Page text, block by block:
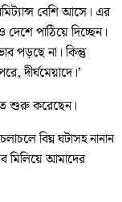
বেশি আসে। এর
পাঠিয়ে দিচ্ছেন।
পড়ছে না। কিন্তু
দীর্ঘমেয়াদে।’
শুরু করেছেন।
বিঘ্ন ঘটাসহ নানান
মিলিয়ে আমাদের